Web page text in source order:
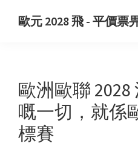
歐元 2028 飛 - 平價票
飛.
歐
元
2028
歐洲歐聯
嘅一切，就係
標賽